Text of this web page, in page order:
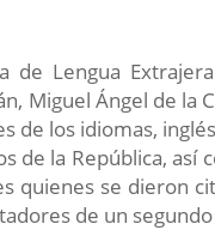
Lengua
Miguel Ángel de
de los idiomas,
de la República,
quienes se dieron
de un